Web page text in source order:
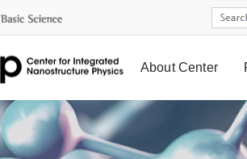
About Center